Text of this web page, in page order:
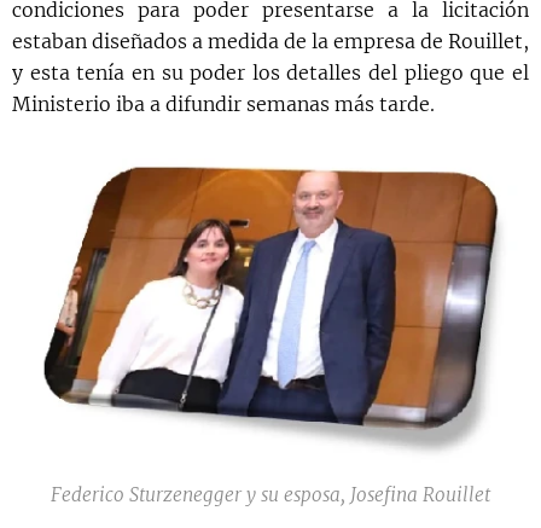
condiciones para poder presentarse a la licitación
estaban diseñados a medida de la empresa de Rouillet,
y esta tenía en su poder los detalles del pliego que el
Ministerio iba a difundir semanas más tarde.
Federico Sturzenegger y su esposa, Josefina Rouillet